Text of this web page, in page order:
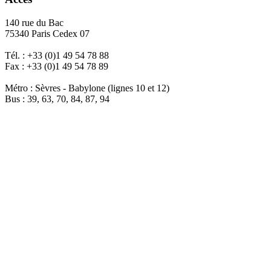
140 rue du Bac
75340 Paris Cedex 07
Tél. : +33 (0)1 49 54 78 88
Fax : +33 (0)1 49 54 78 89
Métro : Sèvres - Babylone (lignes 10 et 12)
Bus : 39, 63, 70, 84, 87, 94